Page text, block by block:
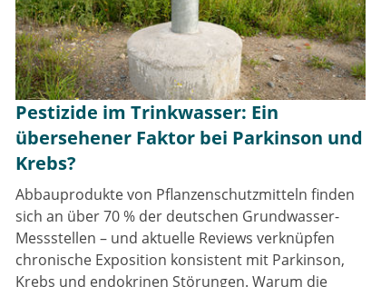
Pestizide im Trinkwasser: Ein
übersehener Faktor bei Parkinson und
Krebs?
Abbauprodukte von Pflanzenschutzmitteln finden
sich an über 70 % der deutschen Grundwasser-
Messstellen – und aktuelle Reviews verknüpfen
chronische Exposition konsistent mit Parkinson,
Krebs und endokrinen Störungen. Warum die